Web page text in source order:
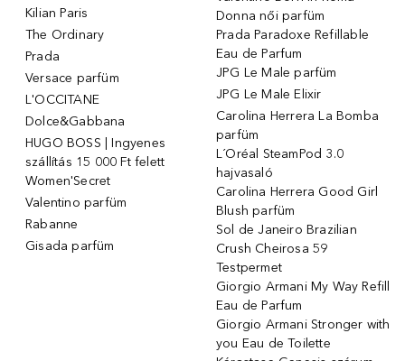
Kilian Paris
The Ordinary
Prada
Versace parfüm
L'OCCITANE
Dolce&Gabbana
HUGO BOSS | Ingyenes
szállítás 15 000 Ft felett
Women'Secret
Valentino parfüm
Rabanne
Gisada parfüm
Donna női parfüm
Prada Paradoxe Refillable
Eau de Parfum
JPG Le Male parfüm
JPG Le Male Elixir
Carolina Herrera La Bomba
parfüm
L´Oréal SteamPod 3.0
hajvasaló
Carolina Herrera Good Girl
Blush parfüm
Sol de Janeiro Brazilian
Crush Cheirosa 59
Testpermet
Giorgio Armani My Way Refill
Eau de Parfum
Giorgio Armani Stronger with
you Eau de Toilette